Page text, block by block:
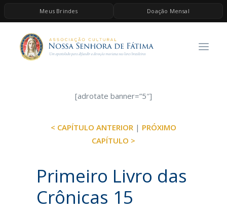
Meus Brindes Doação Mensal
HOME
A ASSOCIAÇÃO
ESPIRITUALIDADE
BRINDES
[adrotate banner=”5″]
< CAPÍTULO ANTERIOR | PRÓXIMO
CAPÍTULO >
Primeiro Livro das
Crônicas 15